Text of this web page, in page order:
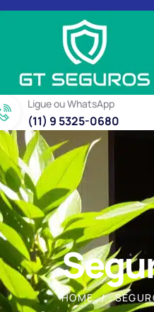
Ligue ou WhatsApp
(11) 9 5325-0680
HOME